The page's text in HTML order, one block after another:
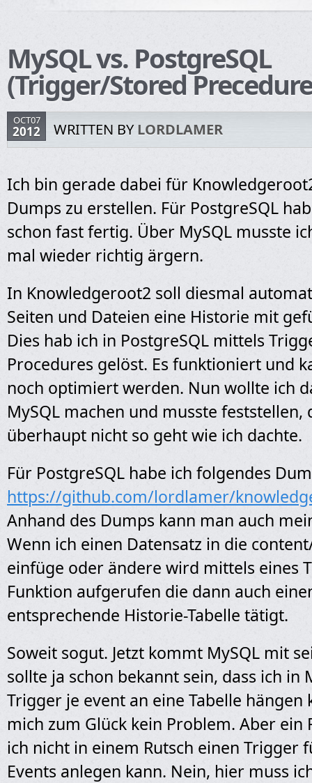
MySQL vs. PostgreSQL
(Trigger/Stored
OCT07
2012 WRITTEN BYLORDLAMER
Ich bin gerade dabei für
Dumps zu erstellen. Für PostgreSQL
schon fast fertig. Über MySQL musste
mal wieder richtig ärgern.
In Knowledgeroot2 soll diesmal
Seiten und Dateien eine Historie mit
Dies hab ich in PostgreSQL mittels
Procedures gelöst. Es funktioniert und
noch optimiert werden. Nun wollte ich
MySQL machen und musste feststellen,
überhaupt nicht so geht wie ich dachte.
Für PostgreSQL habe ich folgendes
https://github.com/lordlamer/
Anhand des Dumps kann man auch
Wenn ich einen Datensatz in die
einfüge oder ändere wird mittels eines
Funktion aufgerufen die dann auch
entsprechende Historie-Tabelle tätigt.
Soweit sogut. Jetzt kommt MySQL mit
sollte ja schon bekannt sein, dass ich in
Trigger je event an eine Tabelle hängen
mich zum Glück kein Problem. Aber ein
ich nicht in einem Rutsch einen Trigger
Events anlegen kann. Nein, hier muss